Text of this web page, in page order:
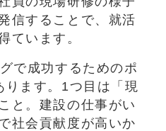
信することで、就活
ています。
で成功するためのポ
ります。1つ目は「現
と。建設の仕事がい
社会貢献度が高いか